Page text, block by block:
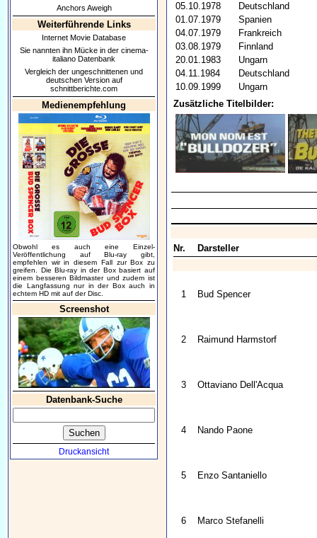
Anchors Aweigh
Weiterführende Links
Internet Movie Database
Sie nannten ihn Mücke in der cinema-
italiano Datenbank
Vergleich der ungeschnittenen und
deutschen Version auf
schnittberichte.com
Medienempfehlung
Obwohl es auch eine Einzel-
Veröffentlichung auf Blu-ray gibt,
empfehlen wir in diesem Fall zur Box zu
greifen. Die Blu-ray in der Box basiert auf
einem besseren Bildmaster und zudem ist
die Langfassung nur in der Box auch in
echtem HD mit auf der Disc.
Screenshot
Datenbank-Suche
Druckansicht
05.10.1978
Deutschland
01.07.1979
Spanien
04.07.1979
Frankreich
03.08.1979
Finnland
20.01.1983
Ungarn
04.11.1984
Deutschland
10.09.1999
Ungarn
Zusätzliche Titelbilder:
Nr. Darsteller
1 Bud Spencer
2 Raimund Harmstorf
3 Ottaviano Dell'Acqua
4 Nando Paone
5 Enzo Santaniello
6 Marco Stefanelli